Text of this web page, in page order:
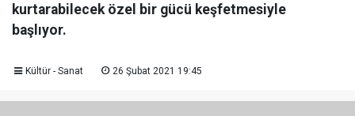
kurtarabilecek özel bir gücü keşfetmesiyle
başlıyor.
Kültür - Sanat 26 Şubat 2021 19:45